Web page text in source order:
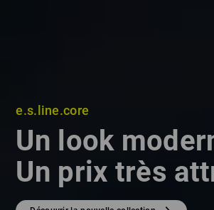
e.s.line.core
Un look
Un prix très
e.s.line.core
Un look
Un prix très